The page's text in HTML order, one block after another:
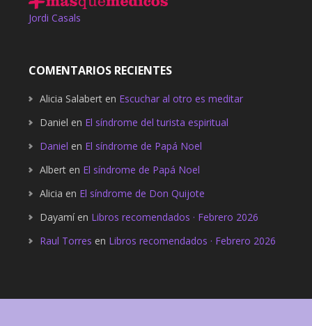
Jordi Casals
COMENTARIOS RECIENTES
Alicia Salaberten Escuchar al otro es meditar
Daniel en El síndrome del turista espiritual
Daniel en El síndrome de Papá Noel
Alberten El síndrome de Papá Noel
Alicia en El síndrome de Don Quijote
Dayamíen Libros recomendados · Febrero 2026
Raul Torres en Libros recomendados · Febrero 2026